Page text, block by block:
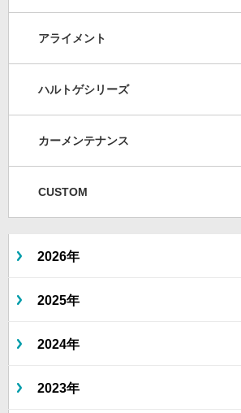
アライメント
ハルトゲシリーズ
カーメンテナンス
CUSTOM
2026年
2025年
2024年
2023年